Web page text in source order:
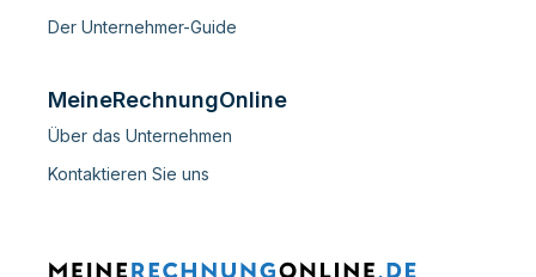
Der Unternehmer-Guide
MeineRechnungOnline
Über das Unternehmen
Kontaktieren Sie uns